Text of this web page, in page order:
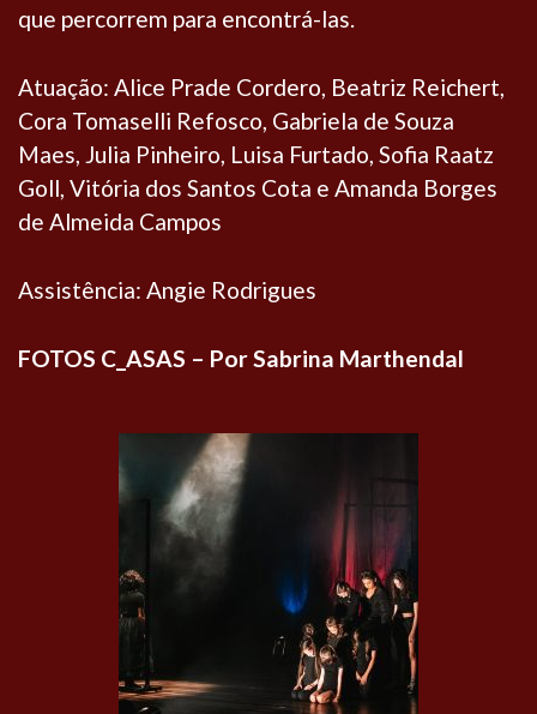
que percorrem para encontrá-las.
Atuação: Alice Prade Cordero, Beatriz Reichert,
Cora Tomaselli Refosco, Gabriela de Souza
Maes, Julia Pinheiro, Luisa Furtado, Sofia Raatz
Goll, Vitória dos Santos Cota e Amanda Borges
de Almeida Campos
Assistência: Angie Rodrigues
FOTOS C_ASAS – Por Sabrina Marthendal